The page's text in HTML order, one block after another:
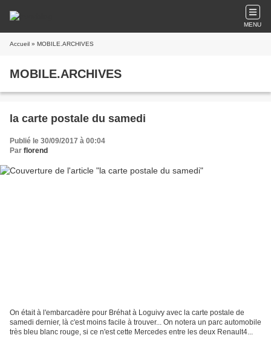
MENU
Accueil » MOBILE.ARCHIVES
MOBILE.ARCHIVES
la carte postale du samedi
Publié le 30/09/2017 à 00:04
Par florend
On était à l'embarcadère pour Bréhat à Loguivy avec la carte postale de
samedi dernier, là c'est moins facile à trouver... On notera un parc automobile
très bleu blanc rouge, si ce n'est cette Mercedes entre les deux Renault4...